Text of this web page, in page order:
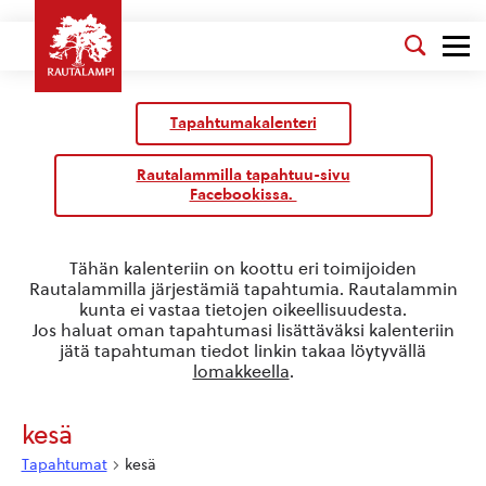
Tapahtumakalenteri
Rautalammilla tapahtuu-sivu
Facebookissa.
kesä
Tapahtumat kesä
Kalenteri
Tapahtumat
Tähän kalenteriin on koottu eri toimijoiden
Rautalammilla järjestämiä tapahtumia. Rautalammin
kunta ei vastaa tietojen oikeellisuudesta.
Jos haluat oman tapahtumasi lisättäväksi kalenteriin
jätä tapahtuman tiedot linkin takaa löytyvällä
lomakkeella.